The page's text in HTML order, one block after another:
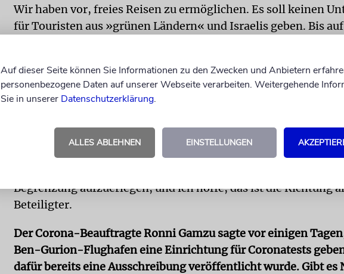
Wir haben vor, freies Reisen zu ermöglichen. Es soll keinen
für Touristen aus »grünen Ländern« und Israelis geben. Bis
lassen. Dabei wird aber in jedem Fall die Privatsphäre der
gewahrt.
beschränkt wird oder soll das Motto »offene Grenzen für alle«
Wie wir in anderen Ländern sehen, läuft der Tourismus ja nur
Begrenzung aufzuerlegen, und ich hoffe, das ist die Richtung
Beteiligter.
Der Corona-Beauftragte Ronni Gamzu sagte vor einigen
Ben-Gurion-Flughafen eine Einrichtung für Coronatests
dafür bereits eine Ausschreibung veröffentlicht wurde. Gibt es
Auf dieser Seite können Sie Informationen zu den Zwecken und Anbietern
personenbezogene Daten auf unserer Webseite verarbeiten. Weitergehende
Sie in unserer Datenschutzerklärung.
ALLES ABLEHNEN EINSTELLUNGEN